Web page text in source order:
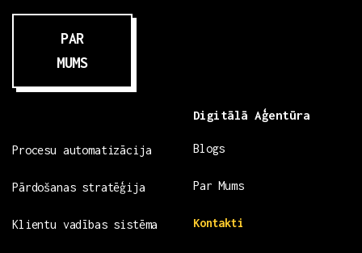
PAR
MUMS
Procesu automatizācija
Pārdošanas stratēģija
Klientu vadības sistēma
Digitālā Aģentūra
Blogs
Par Mums
Kontakti